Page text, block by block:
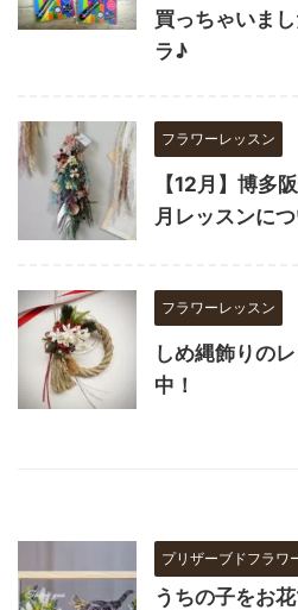
買っちゃいま
ラ♪
フラワーレッスン
【12月】博多
月レッスンに
フラワーレッスン
しめ縄飾りの
中！
プリザーブドフラワ
うちの子をお